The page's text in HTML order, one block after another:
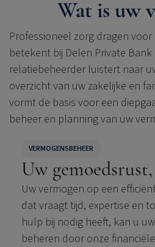
Wat is uw
Professioneel zorg dragen
betekent bij Delen Private Bank
relatiebeheerder luistert naar
overzicht van uw zakelijke en
vormt de basis voor een
beheer en planning van uw
VERMOGENSBEHEER
Uw
Uw vermogen op een
dat vraagt tijd, expertise en
hulp bij nodig heeft, kan u
beheren door onze